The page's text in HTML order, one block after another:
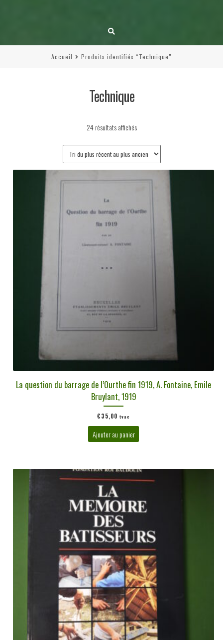
Accueil Produits identifiés “Technique”
Technique
24 résultats affichésTrié
plus
récent
au
ancien
La question du barrage de l’Ourthe fin 1919, A. Fontaine, Emile
Bruylant, 1919
€35,00 tvac
Ajouter au panier